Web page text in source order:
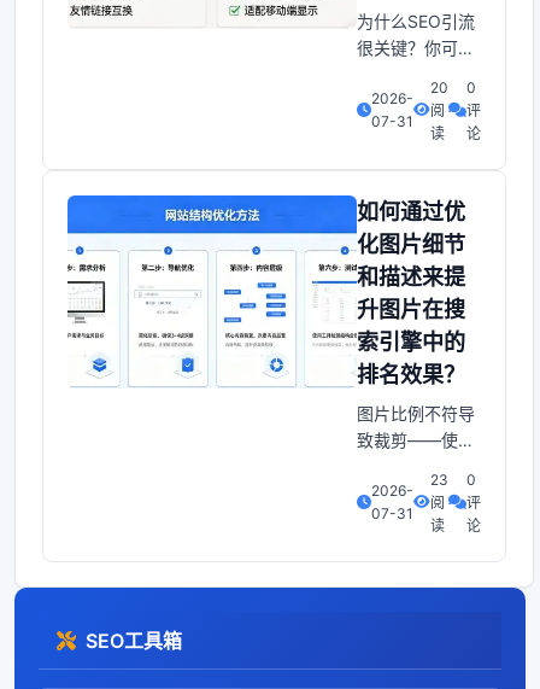
题与描述：抓住
搜索引擎与使用
为什么SEO引流
很关键？你可能
资源！作为公司
主或管理网站
量高但转化低每
天有成千上万访
客，但销售额却
提不上去？广告
成本过高依赖付
费推广让预算紧
张，效果却不稳
突围领域内大鱼
太多，小网站如
2026-
07-31
20
阅
读
0
评
论
如何通过优
化图片细节
和描述来提
升图片在搜
索引擎中的
排名效果？
图片比例不符导
致裁剪——使用
觉痛点许多站长
在使用缩略图时
2026-
07-31
23
阅
读
0
评
论
SEO工具箱